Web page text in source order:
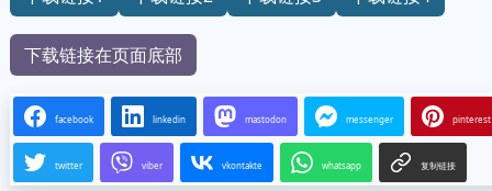
下载链接在页面底部
facebook linkedin mastodon messenger pinterest
twitter viber vkontakte whatsapp 复制链接